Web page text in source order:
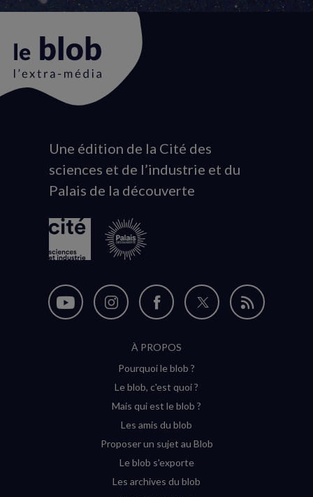
Animation
du
logo
Une édition de la Cité des
sciences et de l’industrie et du
Palais de la découverte
Nous
Nous
Instagram
(nouvelle
Nous
sur
Facebook
(nouvelle
Nous
Flux
À PROPOS
Pourquoi le blob ?
Le blob, c'est quoi ?
Mais qui est le blob ?
Les amis du blob
Proposer un sujet au Blob
Le blob s'exporte
Les archives du blob